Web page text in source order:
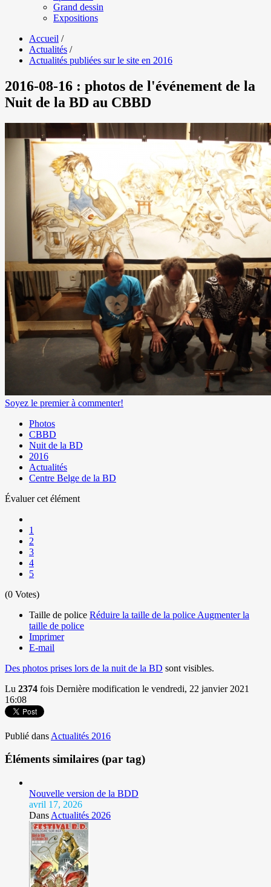
Grand dessin
Expositions
Accueil /
Actualités /
Actualités publiées sur le site en 2016
2016-08-16 : photos de l'événement de la
Nuit de la BD au CBBD
Soyez le premier à commenter!
Photos
CBBD
Nuit de la BD
2016
Actualités
Centre Belge de la BD
Évaluer cet élément
1
2
3
4
5
(0 Votes)
Taille de police Réduire la taille de la police Augmenter la
taille de police
Imprimer
E-mail
Des photos prises lors de la nuit de la BD sont visibles.
Lu 2374 fois Dernière modification le vendredi, 22 janvier 2021
16:08
Publié dans Actualités 2016
Éléments similaires (par tag)
Nouvelle version de la BDD
avril 17, 2026
Dans Actualités 2026